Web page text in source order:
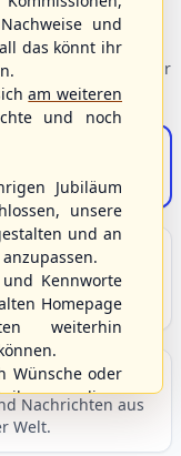
Sie einen Einstieg für
Baseball, Softball
Nachrichten aus
Welt.
und
das könnt ihr
am weiteren
und noch
Jubiläum
unsere
und an
Kennworte
Homepage
weiterhin
Wünsche oder
ihr uns diese